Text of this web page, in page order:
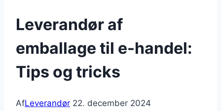
Leverandør af
emballage til e-handel:
Tips og tricks
AfLeverandør 22. december 2024